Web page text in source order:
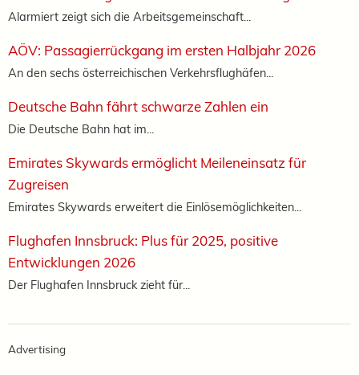
Alarmiert zeigt sich die Arbeitsgemeinschaft...
AÖV: Passagierrückgang im ersten Halbjahr 2026
An den sechs österreichischen Verkehrsflughäfen...
Deutsche Bahn fährt schwarze Zahlen ein
Die Deutsche Bahn hat im...
Emirates Skywards ermöglicht Meileneinsatz für
Zugreisen
Emirates Skywards erweitert die Einlösemöglichkeiten...
Flughafen Innsbruck: Plus für 2025, positive
Entwicklungen 2026
Der Flughafen Innsbruck zieht für...
Advertising